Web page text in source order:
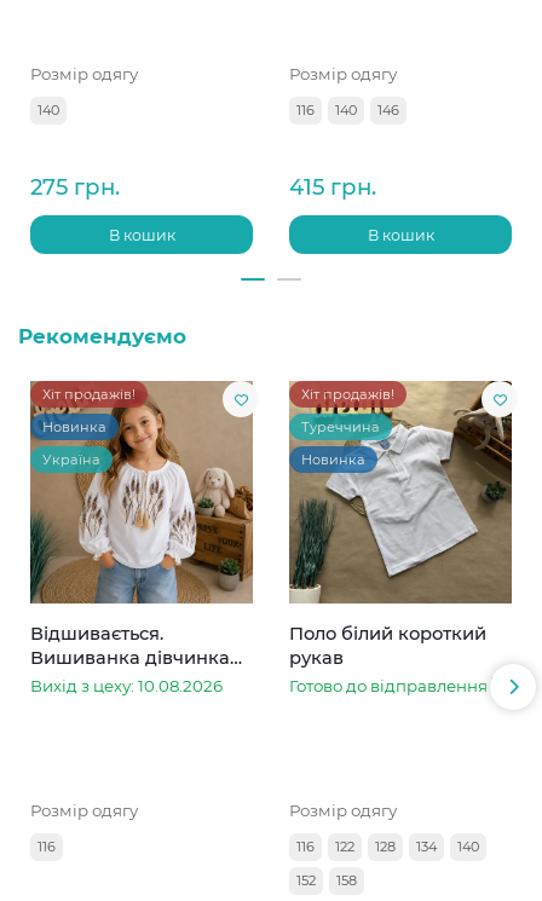
Розмір одягу
140
275 грн.
В кошик
Розмір одягу
116 140 146
415 грн.
В кошик
Рекомендуємо
Хіт продажів!
Новинка
Україна
Відшивається.
Вишиванка дівчинка
колоски
Вихід з цеху: 10.08.2026
Розмір одягу
116
Хіт продажів!
Туреччина
Новинка
Поло білий короткий
рукав
Готово до відправлення
Розмір одягу
116 122 128 134
140
152
158